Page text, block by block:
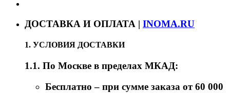
ДОСТАВКА И ОПЛАТА | INOMA.RU
1. УСЛОВИЯ ДОСТАВКИ
1.1. По Москве в пределах МКАД:
Бесплатно – при сумме заказа от 60 000